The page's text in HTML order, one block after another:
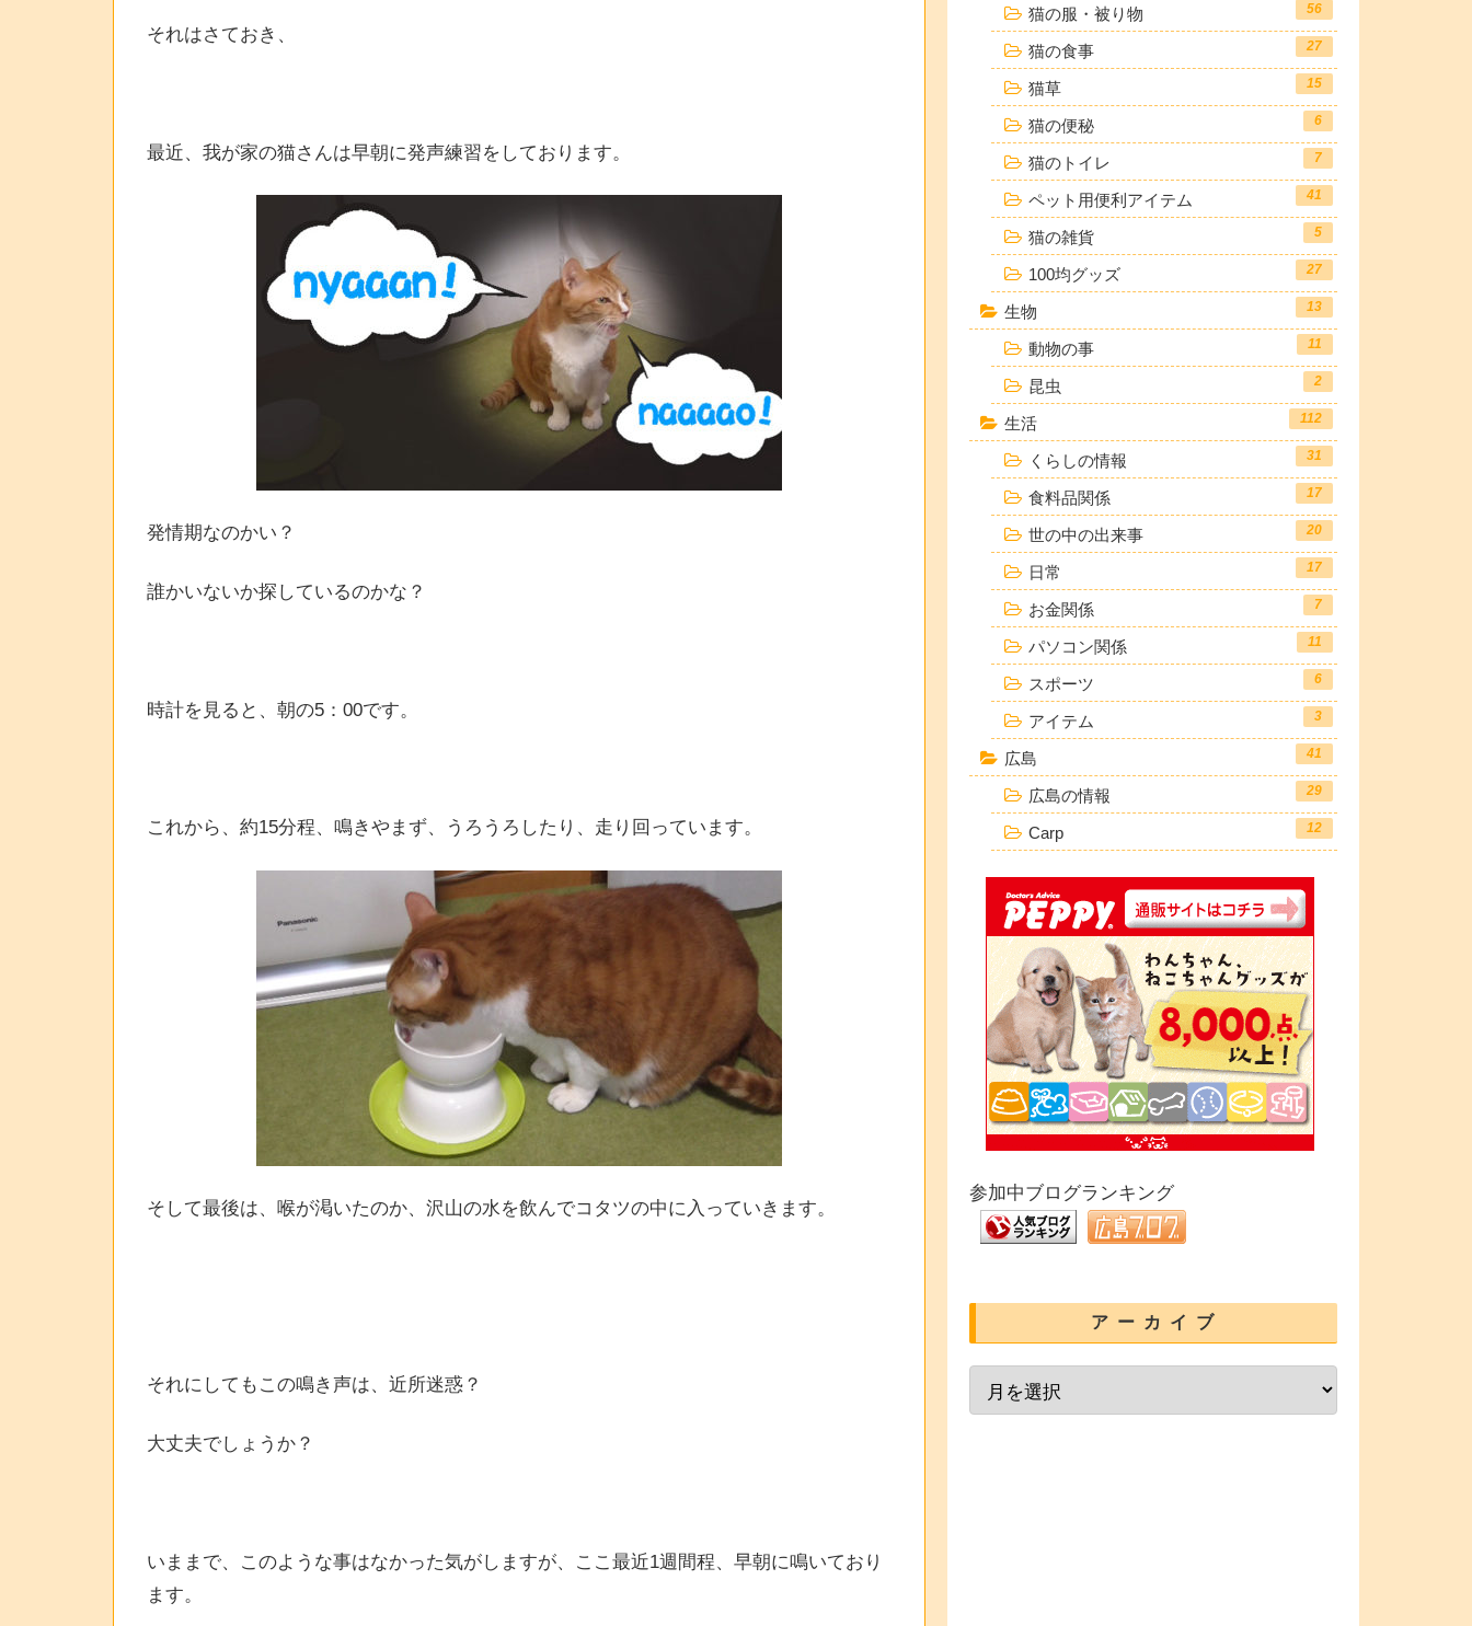
それはさておき、
最近、我が家の猫さんは早朝に発声練習をしております。
発情期なのかい？
誰かいないか探しているのかな？
時計を見ると、朝の5：00です。
これから、約15分程、鳴きやまず、うろうろしたり、走り回っています。
そして最後は、喉が渇いたのか、沢山の水を飲んでコタツの中に入っていきます。
それにしてもこの鳴き声は、近所迷惑？
大丈夫でしょうか？
いままで、このような事はなかった気がしますが、ここ最近1週間程、早朝に鳴いており
ます。
猫の服・被り物 56
猫の食事 27
猫草 15
猫の便秘 6
猫のトイレ 7
ペット用便利アイテム 41
猫の雑貨 5
100均グッズ 27
生物 13
動物の事 11
昆虫 2
生活 112
くらしの情報 31
食料品関係 17
世の中の出来事 20
日常 17
お金関係 7
パソコン関係 11
スポーツ 6
アイテム 3
広島 41
広島の情報 29
Carp 12
参加中ブログランキング
アーカイブ